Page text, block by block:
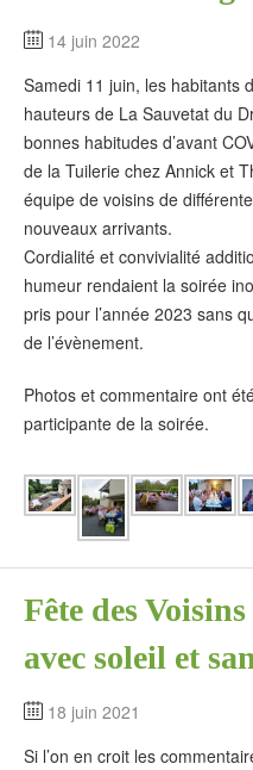
14 juin 2022
Samedi 11 juin, les habitants
hauteurs de La Sauvetat du
bonnes habitudes d’avant
de la Tuilerie chez Annick et
équipe de voisins de
nouveaux arrivants.
Cordialité et convivialité
humeur rendaient la soirée
pris pour l’année 2023 sans
de l’évènement.
Photos et commentaire ont
participante de la soirée.
Fête des
avec soleil et
18 juin 2021
Si l’on en croit les